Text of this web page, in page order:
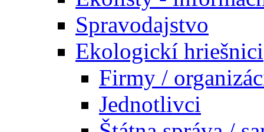
Spravodajstvo
Ekologickí hriešnici
Firmy /
Jednotlivci